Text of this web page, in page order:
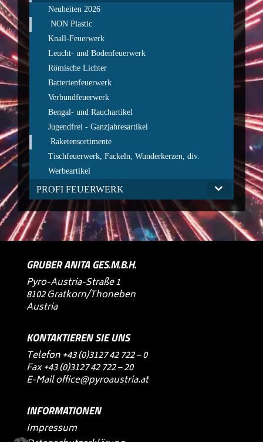
Neuheiten 2026
NON Plastic
Knall-Feuerwerk
Leucht- und Bodenfeuerwerk
Römische Lichter
Batterienfeuerwerk
Verbundfeuerwerk
Bengal- und Rauchartikel
Jugendfrei - Ganzjahresartikel
Raketensortimente
Tischfeuerwerk, Fackeln, Wunderkerzen, div.
Werbeartikel
PROFI FEUERWERK
GRUBER ANITA GES.M.B.H.
Pyro-Austria-Straße 1
8102 Gratkorn/Thoneben
Austria
KONTAKTIEREN SIE UNS
Telefon+43 (0)3127 42 722 – 0
Fax +43 (0)3127 42 722 – 20
E-Mailoffice@pyroaustria.at
INFORMATIONEN
Impressum